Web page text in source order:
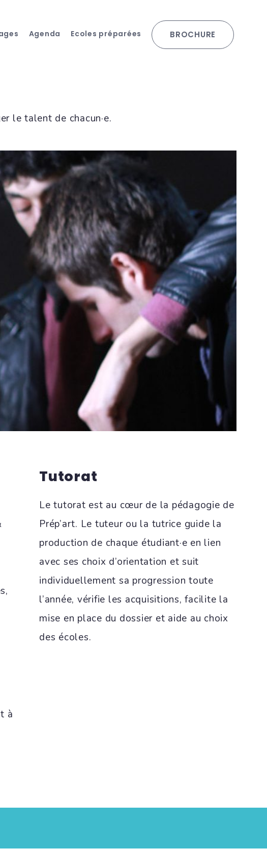
Agenda Ecoles préparées BROCHURE
le talent de chacun·e.
à
Tutorat
Le tutorat est au cœur de la pédagogie de
Prép’art. Le tuteur ou la tutrice guide la
production de chaque étudiant·e en lien
avec ses choix d’orientation et suit
individuellement sa progression toute
l’année, vérifie les acquisitions, facilite la
mise en place du dossier et aide au choix
des écoles.